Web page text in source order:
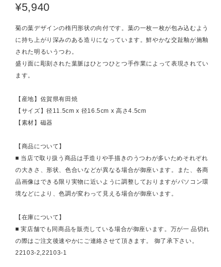
¥5,940
菊の葉デザインの楕円形状の向付です。葉の一枚一枚が包み込むよう
に持ち上がり深みのある造りになっています。鮮やかな交趾釉が施釉
された明るいうつわ。
盛り面に彫刻された葉脈はひとつひとつ手作業によって表現されてい
ます。
【産地】佐賀県有田焼
【サイズ】径11.5cm x 径16.5cm x 高さ4.5cm
【素材】磁器
【商品について】
■ 当店で取り扱う商品は手造りや手描きのうつわが多いためそれぞれ
の大きさ、形状、色合いなどが異なる場合が御座います。また、各商
品画像はできる限り実物に近いように調整しておりますがパソコン環
境などにより、色調が変わって見える場合が御座います。
【在庫について】
■ 実店舗でも同商品を販売している場合が御座います。万が一 品切れ
の際はご注文後速やかにご連絡させて頂きます。 御了承下さい。
22103-2,22103-1